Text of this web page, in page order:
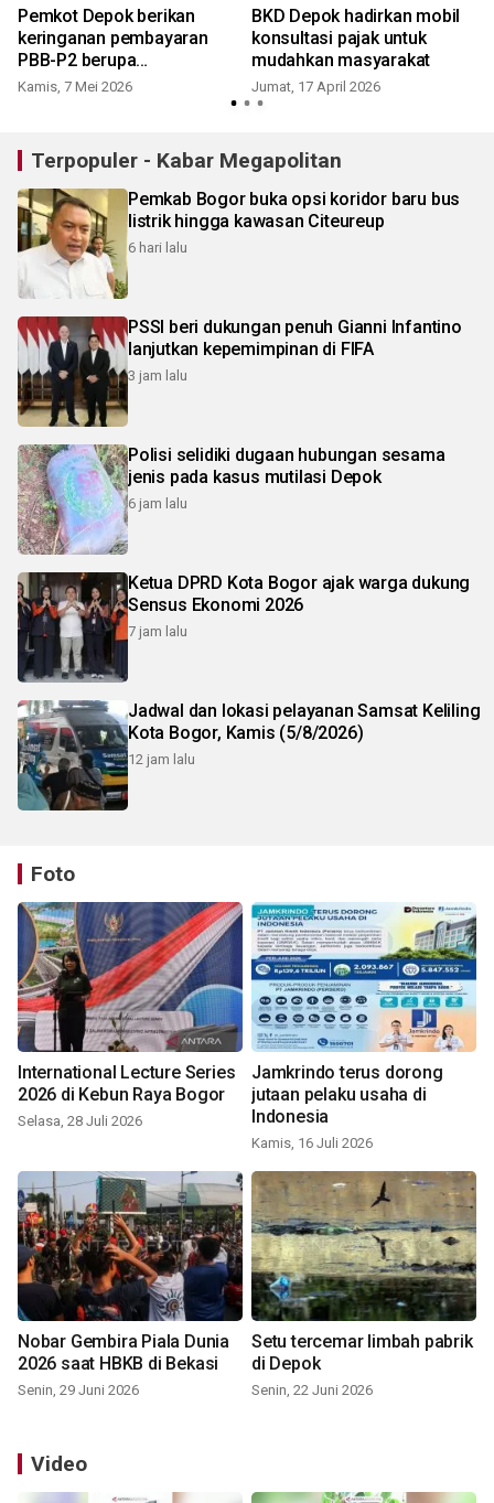
Pemkot Depok berikan
keringanan pembayaran
PBB-P2 berupa
penghapusan denda
Kamis, 7 Mei 2026
BKD Depok hadirkan mobil
konsultasi pajak untuk
mudahkan masyarakat
Jumat, 17 April 2026
Terpopuler - Kabar Megapolitan
Pemkab Bogor buka opsi koridor baru bus
listrik hingga kawasan Citeureup
6 hari lalu
PSSI beri dukungan penuh Gianni Infantino
lanjutkan kepemimpinan di FIFA
3 jam lalu
Polisi selidiki dugaan hubungan sesama
jenis pada kasus mutilasi Depok
6 jam lalu
Ketua DPRD Kota Bogor ajak warga dukung
Sensus Ekonomi 2026
7 jam lalu
Jadwal dan lokasi pelayanan Samsat Keliling
Kota Bogor, Kamis (5/8/2026)
12 jam lalu
Foto
International Lecture Series
2026 di Kebun Raya Bogor
Selasa, 28 Juli 2026
Jamkrindo terus dorong
jutaan pelaku usaha di
Indonesia
Kamis, 16 Juli 2026
Nobar Gembira Piala Dunia
2026 saat HBKB di Bekasi
Senin, 29 Juni 2026
Setu tercemar limbah pabrik
di Depok
Senin, 22 Juni 2026
Video